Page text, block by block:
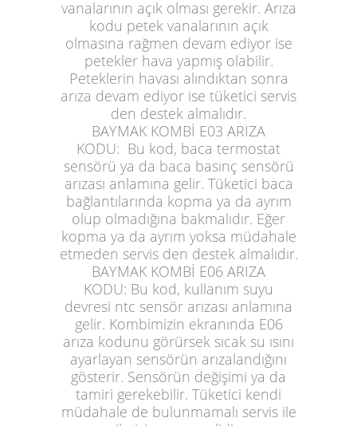
vanalarının açık olması gerekir. Arıza
kodu petek vanalarının açık
olmasına rağmen devam ediyor ise
petekler hava yapmış olabilir.
Peteklerin havası alındıktan sonra
arıza devam ediyor ise tüketici servis
den destek almalıdır.
BAYMAK KOMBİ E03 ARIZA
KODU: Bu kod, baca termostat
sensörü ya da baca basınç sensörü
arızası anlamına gelir. Tüketici baca
bağlantılarında kopma ya da ayrım
olup olmadığına bakmalıdır. Eğer
kopma ya da ayrım yoksa müdahale
etmeden servis den destek almalıdır.
BAYMAK KOMBİ E06 ARIZA
KODU: Bu kod, kullanım suyu
devresi ntc sensör arızası anlamına
gelir. Kombimizin ekranında E06
arıza kodunu görürsek sıcak su ısını
ayarlayan sensörün arızalandığını
gösterir. Sensörün değişimi ya da
tamiri gerekebilir. Tüketici kendi
müdahale de bulunmamalı servis ile